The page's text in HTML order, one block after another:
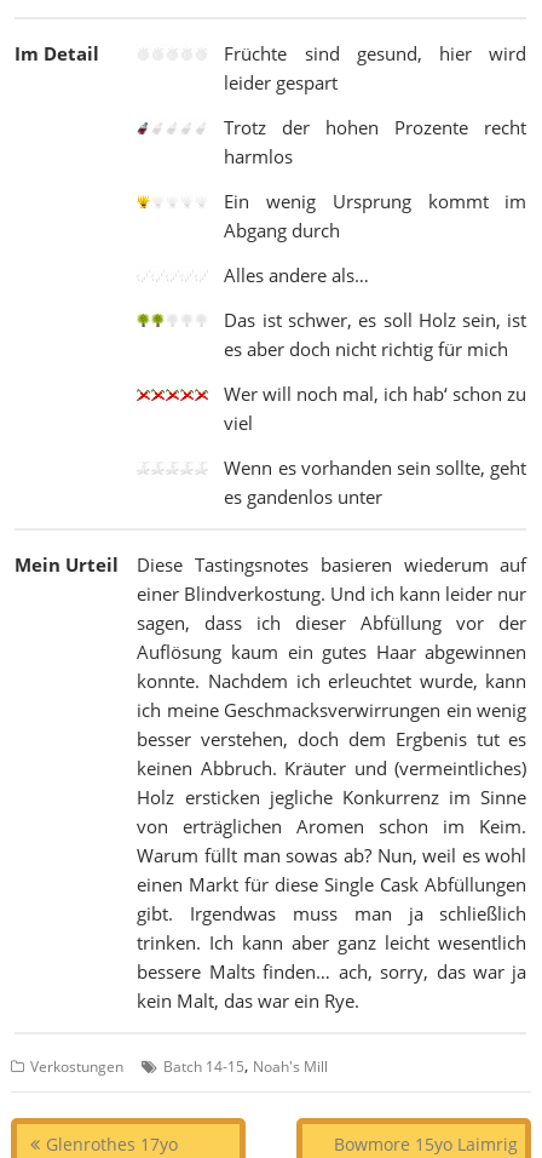
Im Detail
Früchte sind gesund, hier wird
leider gespart
Trotz der hohen Prozente recht
harmlos
Ein wenig Ursprung kommt im
Abgang durch
Alles andere als…
Das ist schwer, es soll Holz sein, ist
es aber doch nicht richtig für mich
Wer will noch mal, ich hab‘ schon zu
viel
Wenn es vorhanden sein sollte, geht
es gandenlos unter
Mein Urteil
Diese Tastingsnotes basieren wiederum auf
einer Blindverkostung. Und ich kann leider nur
sagen, dass ich dieser Abfüllung vor der
Auflösung kaum ein gutes Haar abgewinnen
konnte. Nachdem ich erleuchtet wurde, kann
ich meine Geschmacksverwirrungen ein wenig
besser verstehen, doch dem Ergbenis tut es
keinen Abbruch. Kräuter und (vermeintliches)
Holz ersticken jegliche Konkurrenz im Sinne
von erträglichen Aromen schon im Keim.
Warum füllt man sowas ab? Nun, weil es wohl
einen Markt für diese Single Cask Abfüllungen
gibt. Irgendwas muss man ja schließlich
trinken. Ich kann aber ganz leicht wesentlich
bessere Malts finden… ach, sorry, das war ja
kein Malt, das war ein Rye.
Verkostungen Batch 14-15, Noah's Mill
Beitragsnavigation
Glenrothes 17yo
Bowmore 15yo Laimrig